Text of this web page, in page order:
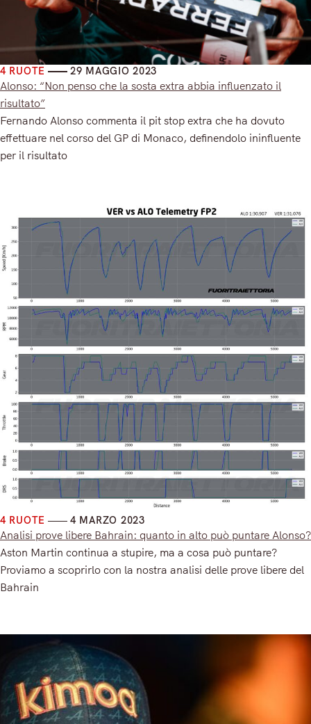
4 RUOTE 29 MAGGIO 2023
Alonso: “Non penso che la sosta extra abbia influenzato il
risultato”
Fernando Alonso commenta il pit stop extra che ha dovuto
effettuare nel corso del GP di Monaco, definendolo ininfluente
per il risultato
4 RUOTE 4 MARZO 2023
Analisi prove libere Bahrain: quanto in alto può puntare Alonso?
Aston Martin continua a stupire, ma a cosa può puntare?
Proviamo a scoprirlo con la nostra analisi delle prove libere del
Bahrain